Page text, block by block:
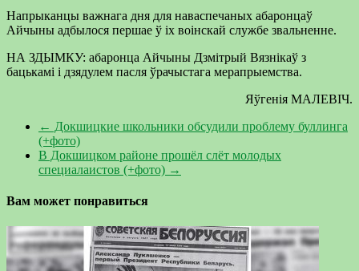
Напрыканцы важнага дня для наваспечаных абаронцаў
Айчыны адбылося першае ў іх воінскай службе звальненне.
НА ЗДЫМКУ: абаронца Айчыны Дзмітрый Вязнікаў з
бацькамі і дзядулем пасля ўрачыстага мерапрыемства.
Яўгенія МАЛЕВІЧ.
← Докшицкие школьники обсудили проблему буллинга
(+фото)
В Докшицком районе прошёл слёт молодых
специалаистов (+фото) →
Вам может понравиться